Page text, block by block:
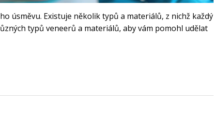
úsměvu. Existuje několik typů a materiálů, z nichž každý
typů veneerů a materiálů, aby vám pomohl udělat